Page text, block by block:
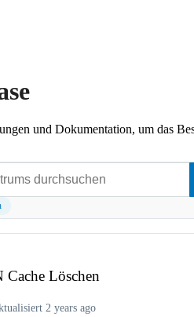
und Dokumentation, um das
Cache Löschen
2 years ago